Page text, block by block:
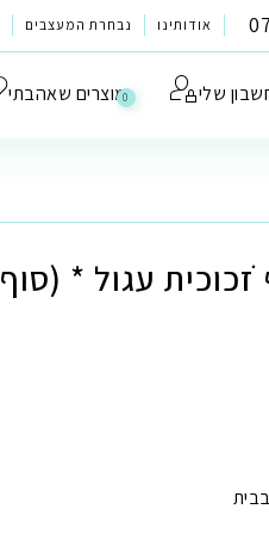
אודותינו נבחרת המעצבים
0מוצרים שאהבתי שלי
עגול *